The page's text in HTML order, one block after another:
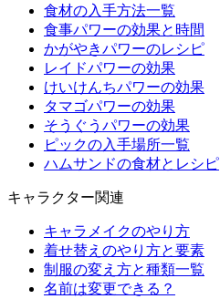
食材の入手方法一覧
食事パワーの効果と時間
かがやきパワーのレシピ
レイドパワーの効果
けいけんちパワーの効果
タマゴパワーの効果
そうぐうパワーの効果
ピックの入手場所一覧
ハムサンドの食材とレシピ
キャラクター関連
キャラメイクのやり方
着せ替えのやり方と要素
制服の変え方と種類一覧
名前は変更できる？